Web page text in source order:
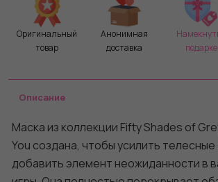
Оригинальный
товар
Анонимная
доставка
подарке
Описание
Маска из коллекции Fifty Shades of
You создана, чтобы усилить
добавить элемент неожиданности в